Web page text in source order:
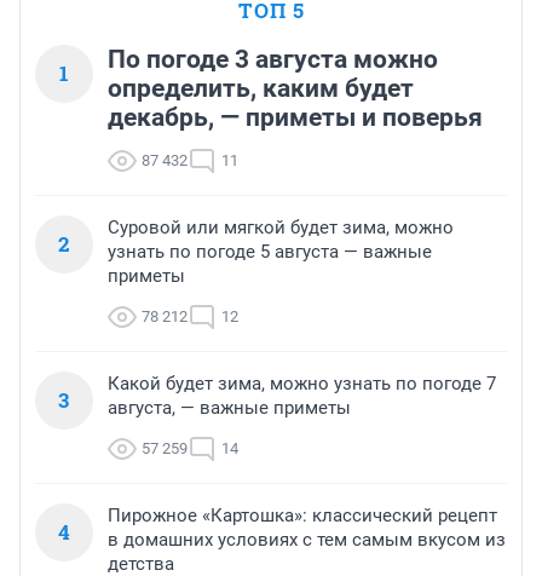
ТОП 5
1
По погоде 3 августа можно
определить, каким будет
декабрь, — приметы и поверья
87 432 11
2
Суровой или мягкой будет зима, можно
узнать по погоде 5 августа — важные
приметы
78 212 12
3
Какой будет зима, можно узнать по погоде 7
августа, — важные приметы
57 259 14
4
Пирожное «Картошка»: классический рецепт
в домашних условиях с тем самым вкусом из
детства